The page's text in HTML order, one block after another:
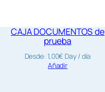
CAJA DOCUMENTOS de
prueba
Desde: 1,00€ Day / día
Añadir